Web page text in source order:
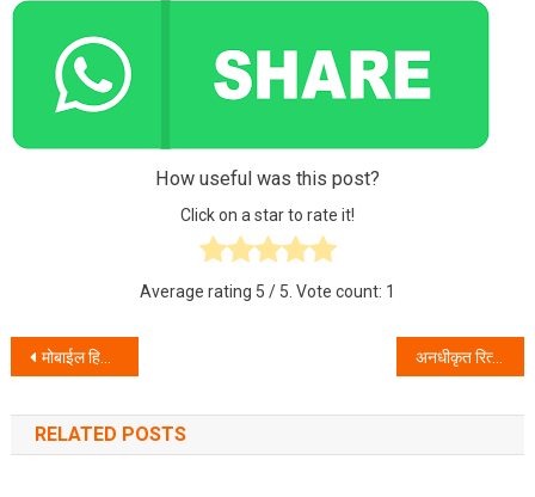
How useful was this post?
Click on a star to rate it!
Average rating 5 / 5. Vote count: 1
Post navigation
मोबाईल हिसकावून पळणाऱ्या सराईताची पोलीसांनी केली धरपकड अनधीकृत रित्या वास्तव करणाऱ्या परदेशी नागरिकांवर पोलीसांनी केली कारवाई
RELATED POSTS